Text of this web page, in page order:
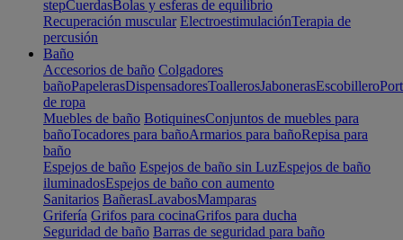
stepCuerdasBolas y esferas de equilibrio
Recuperación muscular ElectroestimulaciónTerapia de
percusión
Baño
Accesorios de baño Colgadores
bañoPapelerasDispensadoresToallerosJabonerasEscobillero
de ropa
Muebles de baño BotiquinesConjuntos de muebles para
bañoTocadores para bañoArmarios para bañoRepisa para
baño
Espejos de baño Espejos de baño sin LuzEspejos de baño
iluminadosEspejos de baño con aumento
Sanitarios BañerasLavabosMamparas
Grifería Grifos para cocinaGrifos para ducha
Seguridad de baño Barras de seguridad para baño